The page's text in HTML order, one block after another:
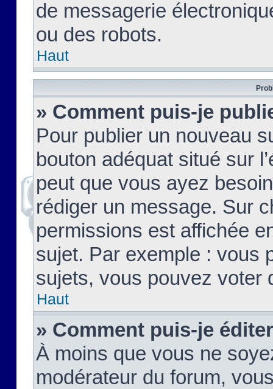
de messagerie
ou des robots.
Haut
» Comment puis-je
Pour publier un nouveau
bouton adéquat situé sur
peut que vous ayez
rédiger un message. Sur
permissions est affichée
sujet. Par exemple : vous
sujets, vous pouvez voter
Haut
» Comment puis-je
À moins que vous ne
modérateur du forum,